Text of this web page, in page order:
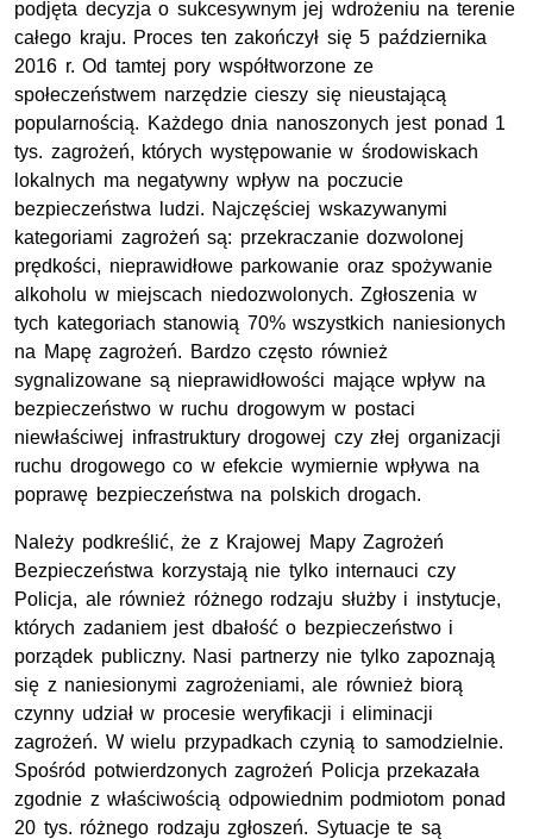
podjęta decyzja o sukcesywnym jej wdrożeniu na terenie
całego kraju. Proces ten zakończył się 5 października
2016 r. Od tamtej pory współtworzone ze
społeczeństwem narzędzie cieszy się nieustającą
popularnością. Każdego dnia nanoszonych jest ponad 1
tys. zagrożeń, których występowanie w środowiskach
lokalnych ma negatywny wpływ na poczucie
bezpieczeństwa ludzi. Najczęściej wskazywanymi
kategoriami zagrożeń są: przekraczanie dozwolonej
prędkości, nieprawidłowe parkowanie oraz spożywanie
alkoholu w miejscach niedozwolonych. Zgłoszenia w
tych kategoriach stanowią 70% wszystkich naniesionych
na Mapę zagrożeń. Bardzo często również
sygnalizowane są nieprawidłowości mające wpływ na
bezpieczeństwo w ruchu drogowym w postaci
niewłaściwej infrastruktury drogowej czy złej organizacji
ruchu drogowego co w efekcie wymiernie wpływa na
poprawę bezpieczeństwa na polskich drogach.
Należy podkreślić, że z Krajowej Mapy Zagrożeń
Bezpieczeństwa korzystają nie tylko internauci czy
Policja, ale również różnego rodzaju służby i instytucje,
których zadaniem jest dbałość o bezpieczeństwo i
porządek publiczny. Nasi partnerzy nie tylko zapoznają
się z naniesionymi zagrożeniami, ale również biorą
czynny udział w procesie weryfikacji i eliminacji
zagrożeń. W wielu przypadkach czynią to samodzielnie.
Spośród potwierdzonych zagrożeń Policja przekazała
zgodnie z właściwością odpowiednim podmiotom ponad
20 tys. różnego rodzaju zgłoszeń. Sytuacje te są